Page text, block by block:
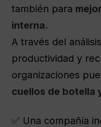
también para
interna.
A través del
productividad y
organizaciones
cuellos de botella
✅ Una compañía